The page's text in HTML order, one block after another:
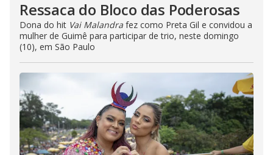
Ressaca do Bloco das Poderosas
Dona do hit Vai Malandra fez como Preta Gil e convidou a
mulher de Guimê para participar de trio, neste domingo
(10), em São Paulo